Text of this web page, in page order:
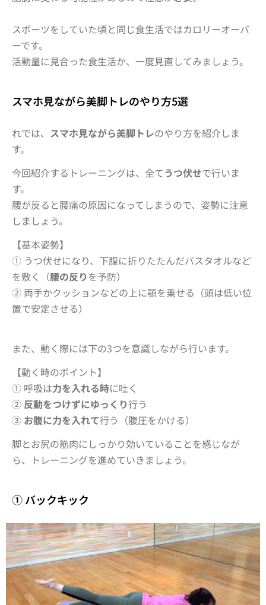
スポーツをしていた頃と同じ食生活ではカロリーオーバ
ーです。
活動量に見合った食生活か、一度見直してみましょう。
スマホ見ながら美脚トレのやり方5選
れでは、 スマホ見ながら美脚トレのやり方を紹介しま
す。
今回紹介するトレーニングは、全てうつ伏せで行いま
す。
腰が反ると腰痛の原因になってしまうので、姿勢に注意
しましょう。
【基本姿勢】
① うつ伏せになり、下腹に折りたたんだバスタオルなど
を敷く（腰の反りを予防）
② 両手かクッションなどの上に顎を乗せる（頭は低い位
置で安定させる）
また、動く際には下の3つを意識しながら行います。
【動く時のポイント】
① 呼吸は力を入れる時に吐く
② 反動をつけずにゆっくり行う
③ お腹に力を入れて行う（腹圧をかける）
脚とお尻の筋肉にしっかり効いていることを感じなが
ら、トレーニングを進めていきましょう。
① バックキック